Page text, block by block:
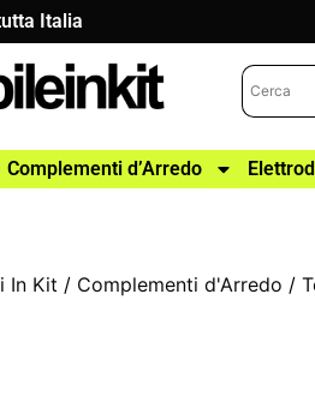
Italia
Complementi d’Arredo
In Kit / Complementi d'Arredo /